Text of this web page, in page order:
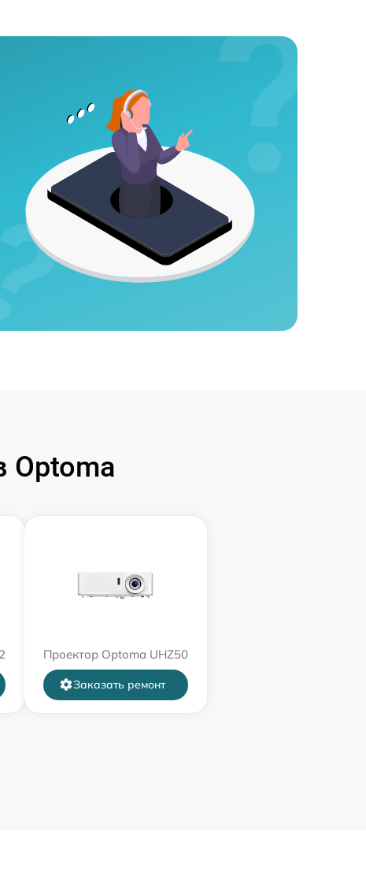
Optoma
Проектор Optoma UHZ50
Заказать ремонт